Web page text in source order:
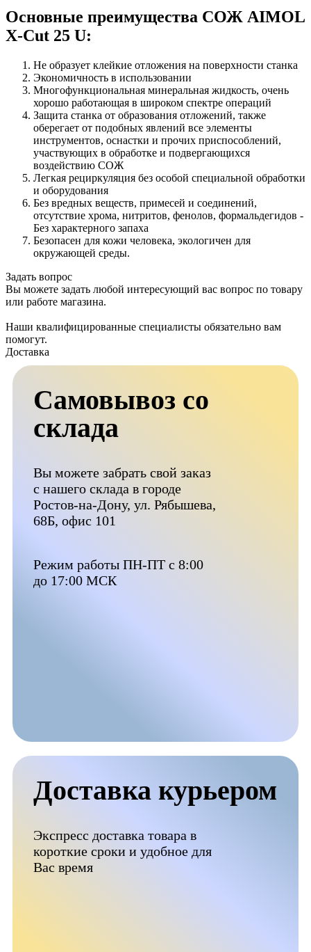
Основные преимущества СОЖ AIMOL
X-Cut 25 U:
Не образует клейкие отложения на поверхности станка
Экономичность в использовании
Многофункциональная минеральная жидкость, очень
хорошо работающая в широком спектре операций
Защита станка от образования отложений, также
оберегает от подобных явлений все элементы
инструментов, оснастки и прочих приспособлений,
участвующих в обработке и подвергающихся
воздействию СОЖ
Легкая рециркуляция без особой специальной обработки
и оборудования
Без вредных веществ, примесей и соединений,
отсутствие хрома, нитритов, фенолов, формальдегидов -
Без характерного запаха
Безопасен для кожи человека, экологичен для
окружающей среды.
Задать вопрос
Вы можете задать любой интересующий вас вопрос по товару
или работе магазина.
Наши квалифицированные специалисты обязательно вам
помогут.
Доставка
Самовывоз со
склада
Вы можете забрать свой заказ
с нашего склада в городе
Ростов-на-Дону, ул. Рябышева,
68Б, офис 101
Режим работы ПН-ПТ с 8:00
до 17:00 МСК
Доставка курьером
Экспресс доставка товара в
короткие сроки и удобное для
Вас время